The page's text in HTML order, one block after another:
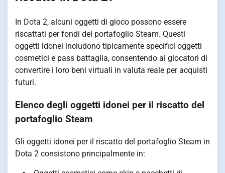
In Dota 2, alcuni oggetti di gioco possono essere
riscattati per fondi del portafoglio Steam. Questi
oggetti idonei includono tipicamente specifici oggetti
cosmetici e pass battaglia, consentendo ai giocatori di
convertire i loro beni virtuali in valuta reale per acquisti
futuri.
Elenco degli oggetti idonei per il riscatto del
portafoglio Steam
Gli oggetti idonei per il riscatto del portafoglio Steam in
Dota 2 consistono principalmente in: